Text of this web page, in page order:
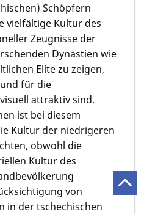
Schöpfern
vielfältige Kultur des
Zeugnisse der
Dynastien wie
Elite zu zeigen,
für die
attraktiv sind.
ist bei diesem
Kultur der niedrigeren
obwohl die
Kultur des
von
in der tschechischen